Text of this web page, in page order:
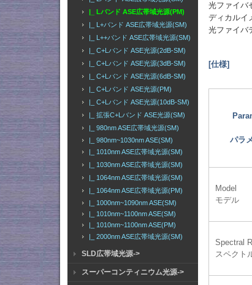
|_ Lバンド ASE広帯域光源(PM)
|_ L+バンド ASE広帯域光源(SM)
|_ L++バンド ASE広帯域光源(SM)
|_ C+Lバンド ASE光源(2dB-SM)
|_ C+Lバンド ASE光源(3dB-SM)
|_ C+Lバンド ASE光源(6dB-SM)
|_ C+Lバンド ASE光源(PM)
|_ C+Lバンド ASE光源(10dB-SM)
|_ 拡張C+Lバンド ASE光源(SM)
|_ 980nm ASE広帯域光源(SM)
|_ 980nm~1030nm ASE(SM)
|_ 1010nm ASE広帯域光源(SM)
|_ 1030nm ASE広帯域光源(SM)
|_ 1064nm ASE広帯域光源(SM)
|_ 1064nm ASE広帯域光源(PM)
|_ 1000nm~1090nm ASE(SM)
|_ 1010nm~1100nm ASE(SM)
|_ 1010nm~1100nm ASE(PM)
|_ 2000nm ASE広帯域光源(SM)
SLD広帯域光源->
スーパーコンティニウム光源->
光ファイバ
ディカルイ
光ファイバ
[仕様]
パラ
Model
モデル
Spectral
スペクト